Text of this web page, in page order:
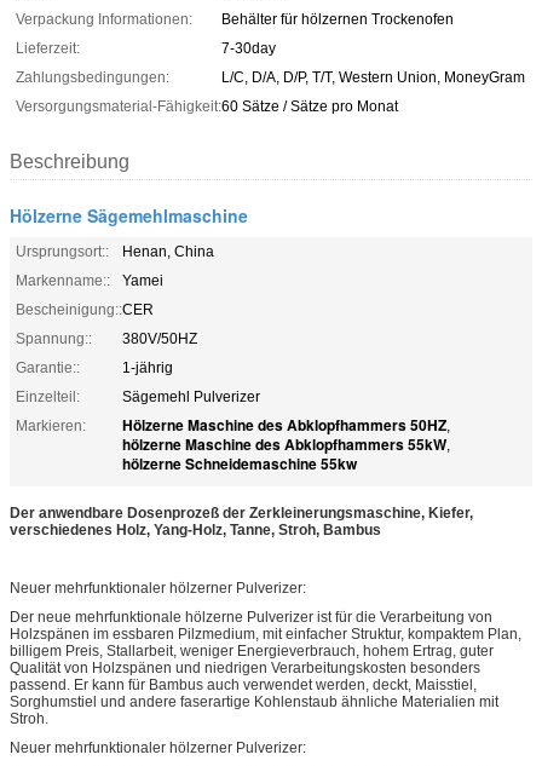
Verpackung Informationen:
Behälter für hölzernen Trockenofen
Lieferzeit:
7-30day
Zahlungsbedingungen:
L/C, D/A, D/P, T/T, Western Union, MoneyGram
Versorgungsmaterial-Fähigkeit:60 Sätze / Sätze pro Monat
Beschreibung
Hölzerne Sägemehlmaschine
Ursprungsort::
Henan, China
Markenname::
Yamei
Bescheinigung::CER
Spannung::
380V/50HZ
Garantie::
1-jährig
Einzelteil:
Sägemehl Pulverizer
Markieren:
Hölzerne Maschine des Abklopfhammers 50HZ,
hölzerne Maschine des Abklopfhammers 55kW,
hölzerne Schneidemaschine 55kw
Der anwendbare Dosenprozeß der Zerkleinerungsmaschine, Kiefer,
verschiedenes Holz, Yang-Holz, Tanne, Stroh, Bambus
Neuer mehrfunktionaler hölzerner Pulverizer:
Der neue mehrfunktionale hölzerne Pulverizer ist für die Verarbeitung von
Holzspänen im essbaren Pilzmedium, mit einfacher Struktur, kompaktem Plan,
billigem Preis, Stallarbeit, weniger Energieverbrauch, hohem Ertrag, guter
Qualität von Holzspänen und niedrigen Verarbeitungskosten besonders
passend. Er kann für Bambus auch verwendet werden, deckt, Maisstiel,
Sorghumstiel und andere faserartige Kohlenstaub ähnliche Materialien mit
Stroh.
Neuer mehrfunktionaler hölzerner Pulverizer: